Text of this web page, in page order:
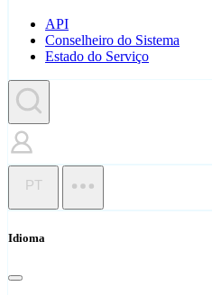
API
Conselheiro do Sistema
Estado do Serviço
PT
Idioma